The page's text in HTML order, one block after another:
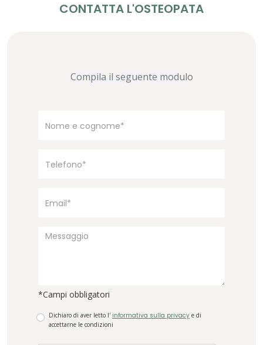
CONTATTA L'OSTEOPATA
Compila il seguente modulo
*Campi obbligatori
Dichiaro di aver letto l' informativa sulla privacy e di
accettarne le condizioni